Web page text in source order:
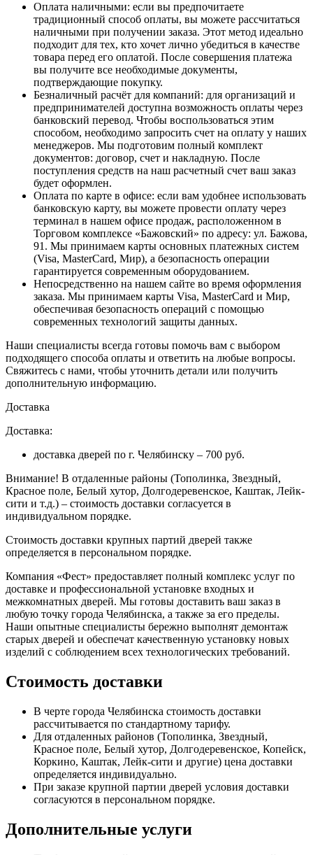
Оплата наличными: если вы предпочитаете
традиционный способ оплаты, вы можете рассчитаться
наличными при получении заказа. Этот метод идеально
подходит для тех, кто хочет лично убедиться в качестве
товара перед его оплатой. После совершения платежа
вы получите все необходимые документы,
подтверждающие покупку.
Безналичный расчёт для компаний: для организаций и
предпринимателей доступна возможность оплаты через
банковский перевод. Чтобы воспользоваться этим
способом, необходимо запросить счет на оплату у наших
менеджеров. Мы подготовим полный комплект
документов: договор, счет и накладную. После
поступления средств на наш расчетный счет ваш заказ
будет оформлен.
Оплата по карте в офисе: если вам удобнее использовать
банковскую карту, вы можете провести оплату через
терминал в нашем офисе продаж, расположенном в
Торговом комплексе «Бажовский» по адресу: ул. Бажова,
91. Мы принимаем карты основных платежных систем
(Visa, MasterCard, Мир), а безопасность операции
гарантируется современным оборудованием.
Непосредственно на нашем сайте во время оформления
заказа. Мы принимаем карты Visa, MasterCard и Мир,
обеспечивая безопасность операций с помощью
современных технологий защиты данных.
Наши специалисты всегда готовы помочь вам с выбором
подходящего способа оплаты и ответить на любые вопросы.
Свяжитесь с нами, чтобы уточнить детали или получить
дополнительную информацию.
Доставка
Доставка:
доставка дверей по г. Челябинску – 700 руб.
Внимание! В отдаленные районы (Тополинка, Звездный,
Красное поле, Белый хутор, Долгодеревенское, Каштак, Лейк-
сити и т.д.) – стоимость доставки согласуется в
индивидуальном порядке.
Стоимость доставки крупных партий дверей также
определяется в персональном порядке.
Компания «Фест» предоставляет полный комплекс услуг по
доставке и профессиональной установке входных и
межкомнатных дверей. Мы готовы доставить ваш заказ в
любую точку города Челябинска, а также за его пределы.
Наши опытные специалисты бережно выполнят демонтаж
старых дверей и обеспечат качественную установку новых
изделий с соблюдением всех технологических требований.
Стоимость доставки
В черте города Челябинска стоимость доставки
рассчитывается по стандартному тарифу.
Для отдаленных районов (Тополинка, Звездный,
Красное поле, Белый хутор, Долгодеревенское, Копейск,
Коркино, Каштак, Лейк-сити и другие) цена доставки
определяется индивидуально.
При заказе крупной партии дверей условия доставки
согласуются в персональном порядке.
Дополнительные услуги